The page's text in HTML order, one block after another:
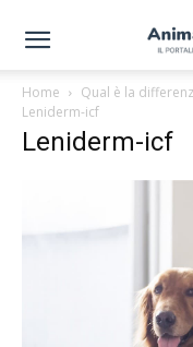
Home
Qual è la
Leniderm-icf
Leniderm-icf